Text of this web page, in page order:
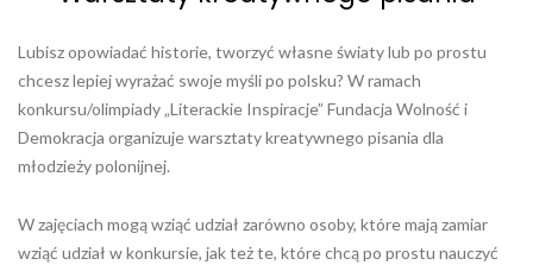
Lubisz opowiadać historie, tworzyć własne światy lub po prostu
chcesz lepiej wyrażać swoje myśli po polsku? W ramach
konkursu/olimpiady „Literackie Inspiracje” Fundacja Wolność i
Demokracja organizuje warsztaty kreatywnego pisania dla
młodzieży polonijnej.
W zajęciach mogą wziąć udział zarówno osoby, które mają zamiar
wziąć udział w konkursie, jak też te, które chcą po prostu nauczyć